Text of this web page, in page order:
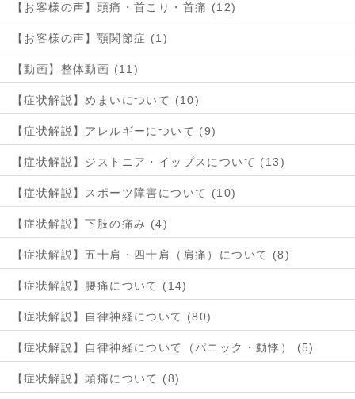
【お客様の声】頭痛・首こり・首痛 (12)
【お客様の声】顎関節症 (1)
【動画】整体動画 (11)
【症状解説】めまいについて (10)
【症状解説】アレルギーについて (9)
【症状解説】ジストニア・イップスについて (13)
【症状解説】スポーツ障害について (10)
【症状解説】下肢の痛み (4)
【症状解説】五十肩・四十肩（肩痛）について (8)
【症状解説】腰痛について (14)
【症状解説】自律神経について (80)
【症状解説】自律神経について（パニック・動悸） (5)
【症状解説】頭痛について (8)